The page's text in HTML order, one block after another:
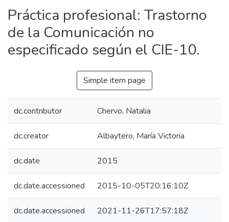
Communities
&
Collections
All of DSpace
In(current)
Práctica profesional: Trastorno
de la Comunicación no
especificado según el CIE-10.
Simple item page
dc.contributor Chervo, Natalia
dc.creator Albaytero, María Victoria
dc.date 2015
dc.date.accessioned 2015-10-05T20:16:10Z
dc.date.accessioned 2021-11-26T17:57:18Z